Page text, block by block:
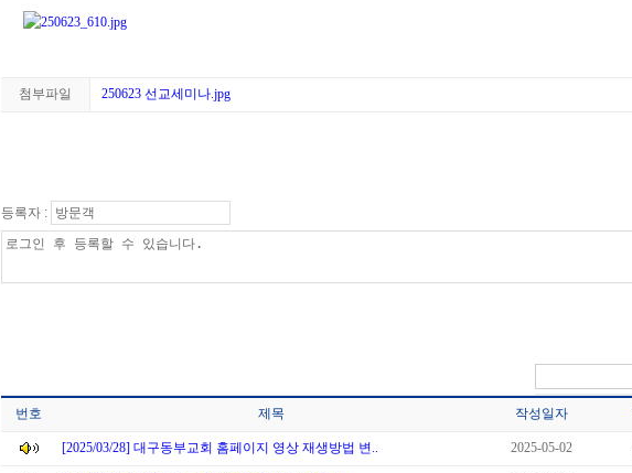
첨부파일 250623 선교세미나.jpg
등록자 :
번호 제목 작성일자
[2025/03/28] 대구동부교회 홈페이지 영상 재생방법 변.. 2025-05-02